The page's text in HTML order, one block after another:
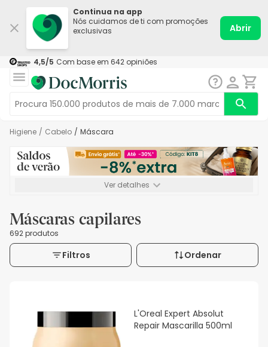
Continua na app
Nós cuidamos de ti com promoções
exclusivas
Abrir
4,5/5 Com base em 642 opiniões
Higiene / Cabelo / Máscara
Ver detalhes
Máscaras capilares
692 produtos
Filtros Ordenar
L'Oreal Expert Absolut
Repair Mascarilla 500ml